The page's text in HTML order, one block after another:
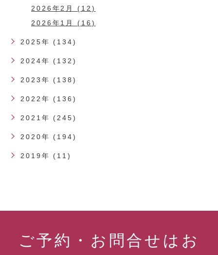
2026年2月 (12)
2026年1月 (16)
2025年 (134)
2024年 (132)
2023年 (138)
2022年 (136)
2021年 (245)
2020年 (194)
2019年 (11)
ご予約・お問合せはお